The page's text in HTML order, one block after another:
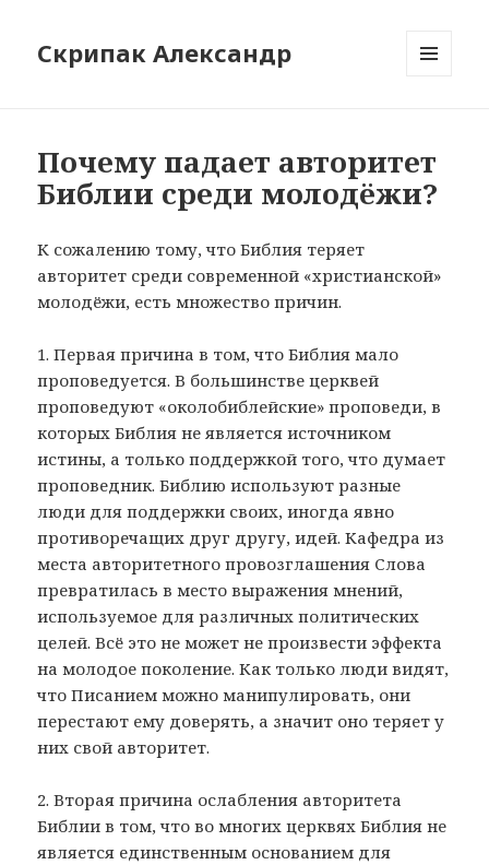
Скрипак Александр
Почему падает авторитет
Библии среди молодёжи?
К сожалению тому, что Библия теряет
авторитет среди современной «христианской»
молодёжи, есть множество причин.
1. Первая причина в том, что Библия мало
проповедуется. В большинстве церквей
проповедуют «околобиблейские» проповеди, в
которых Библия не является источником
истины, а только поддержкой того, что думает
проповедник. Библию используют разные
люди для поддержки своих, иногда явно
противоречащих друг другу, идей. Кафедра из
места авторитетного провозглашения Слова
превратилась в место выражения мнений,
используемое для различных политических
целей. Всё это не может не произвести эффекта
на молодое поколение. Как только люди видят,
что Писанием можно манипулировать, они
перестают ему доверять, а значит оно теряет у
них свой авторитет.
2. Вторая причина ослабления авторитета
Библии в том, что во многих церквях Библия не
является единственным основанием для